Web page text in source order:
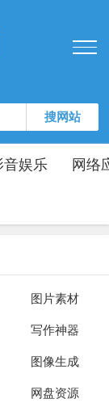
搜网站
音娱乐 网络
图片素材
写作神器
图像生成
网盘资源